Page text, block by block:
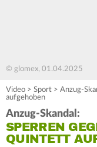
© glomex, 01.04.2025
Video > Sport > Anzug-
aufgehoben
Anzug-Skandal:
SPERREN
QUINTETT